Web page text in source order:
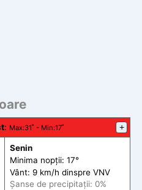
: Max:31˚ - Min:17˚ +
Senin
Minima nopții: 17°
Vânt: 9 km/h dinspre VNV
Șanse de precipitații: 0%